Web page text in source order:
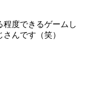
程度できるゲームし
んです（笑）